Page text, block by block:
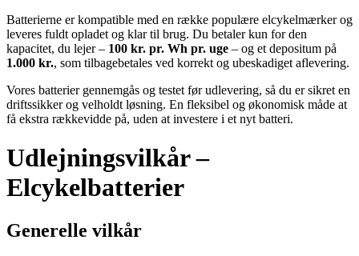
Batterierne er kompatible med en række populære elcykelmærker og
leveres fuldt opladet og klar til brug. Du betaler kun for den
kapacitet, du lejer – 100 kr. pr. Wh pr. uge – og et depositum på
1.000 kr., som tilbagebetales ved korrekt og ubeskadiget aflevering.
Vores batterier gennemgås og testet før udlevering, så du er sikret en
driftssikker og velholdt løsning. En fleksibel og økonomisk måde at
få ekstra rækkevidde på, uden at investere i et nyt batteri.
Udlejningsvilkår –
Elcykelbatterier
Generelle vilkår